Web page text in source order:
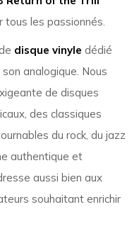
tous les passionnés.
disque vinyle dédié
analogique. Nous
de disques
des classiques
du rock, du jazz
authentique et
aussi bien aux
souhaitant enrichir